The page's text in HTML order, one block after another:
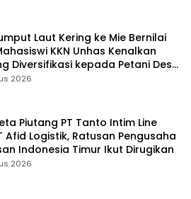
Laut Kering ke Mie Bernilai
KKN Unhas Kenalkan
Diversifikasi kepada Petani Desa
2026
Piutang PT Tanto Intim Line
Afid Logistik, Ratusan Pengusaha
Indonesia Timur Ikut Dirugikan
2026